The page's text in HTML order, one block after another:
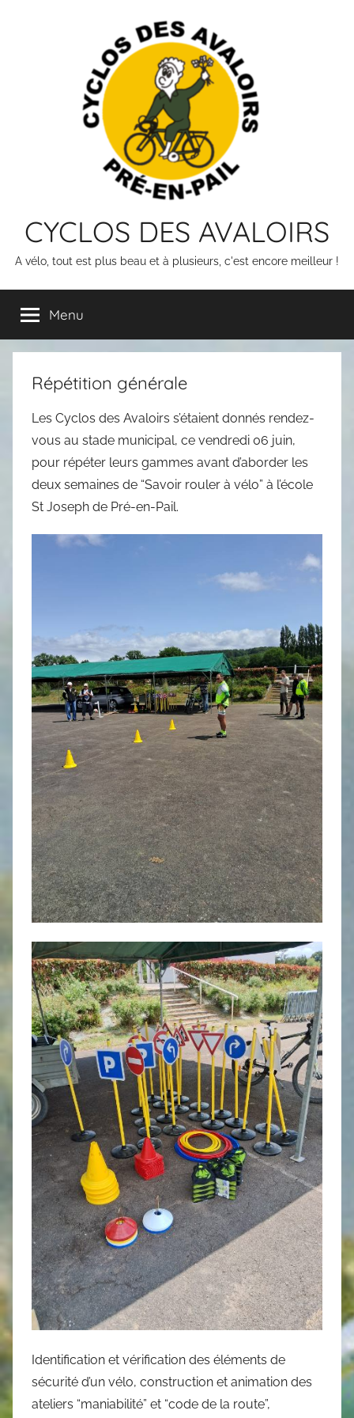
CYCLOS DES AVALOIRS
A vélo, tout est plus beau et à plusieurs, c'est encore meilleur !
Menu
Répétition générale
Les Cyclos des Avaloirs s’étaient donnés rendez-
vous au stade municipal, ce vendredi 06 juin,
pour répéter leurs gammes avant d’aborder les
deux semaines de “Savoir rouler à vélo” à l’école
St Joseph de Pré-en-Pail.
Identification et vérification des éléments de
sécurité d’un vélo, construction et animation des
ateliers “maniabilité” et “code de la route”,